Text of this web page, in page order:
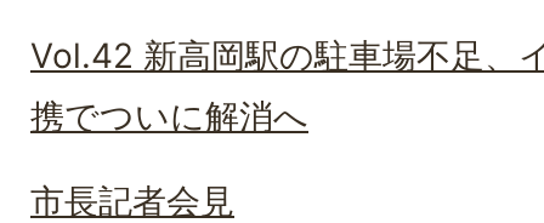
Vol.42 新高岡駅の駐車場不足、
携でついに解消へ
市長記者会見